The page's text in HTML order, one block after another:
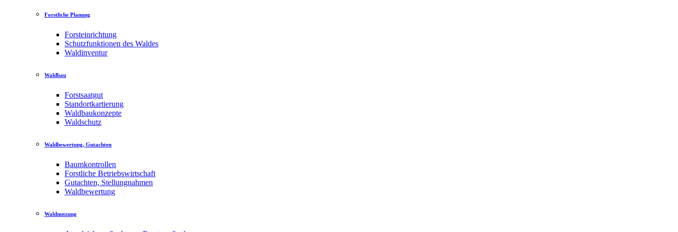
Forstliche Planung
Forsteinrichtung
Schutzfunktionen des Waldes
Waldinventur
Waldbau
Forstsaatgut
Standortkartierung
Waldbaukonzepte
Waldschutz
Waldbewertung, Gutachten
Baumkontrollen
Forstliche Betriebswirtschaft
Gutachten, Stellungnahmen
Waldbewertung
Waldnutzung